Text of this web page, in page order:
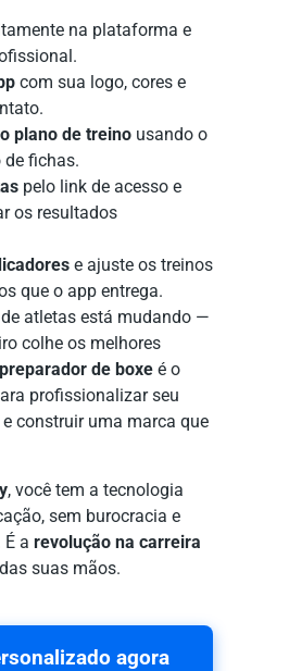
na plataforma e
com sua logo, cores e
plano de treino usando o
fichas.
pelo link de acesso e
os resultados
e ajuste os treinos
que o app entrega.
atletas está mudando —
colhe os melhores
de boxe é o
profissionalizar seu
construir uma marca que
, você tem a tecnologia
sem burocracia e
a revolução na carreira
suas mãos.
agora